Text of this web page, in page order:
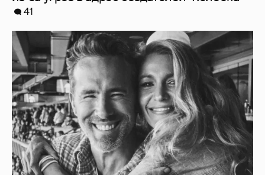
Блейк Лайвли и Райан Рейнольдс
посетили футбольный матч
6